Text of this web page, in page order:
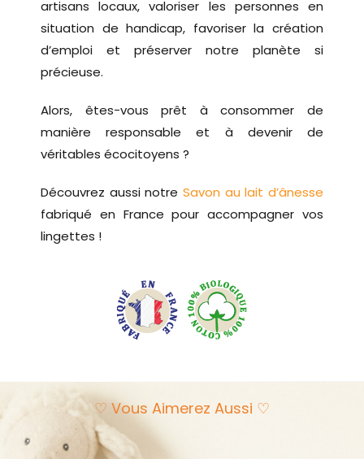
artisans locaux, valoriser les personnes en
situation de handicap, favoriser la création
d’emploi et préserver notre planète si
précieuse.
Alors, êtes-vous prêt à consommer de
manière responsable et à devenir de
véritables écocitoyens ?
Découvrez aussi notre Savon au lait d’ânesse
fabriqué en France pour accompagner vos
lingettes !
♡ Vous Aimerez Aussi ♡